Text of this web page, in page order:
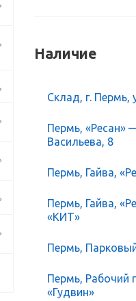
Наличие
Склад, г. Пермь,
Пермь, «Ресан»
Васильева, 8
Пермь, Гайва,
Пермь, Гайва,
«КИТ»
Пермь,
Пермь, Рабочий
«Гудвин»